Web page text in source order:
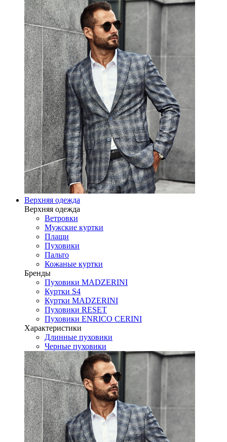
Верхняя одежда
Верхняя одежда
Ветровки
Мужские куртки
Плащи
Пуховики
Пальто
Кожаные куртки
Бренды
Пуховики MADZERINI
Куртки S4
Куртки MADZERINI
Пуховики RESET
Пуховики ENRICO CERINI
Характеристики
Длинные пуховики
Черные пуховики